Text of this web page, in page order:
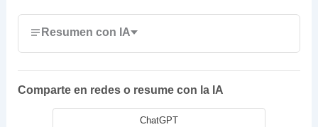
Resumen con IA
Comparte en redes o resume con la IA
ChatGPT